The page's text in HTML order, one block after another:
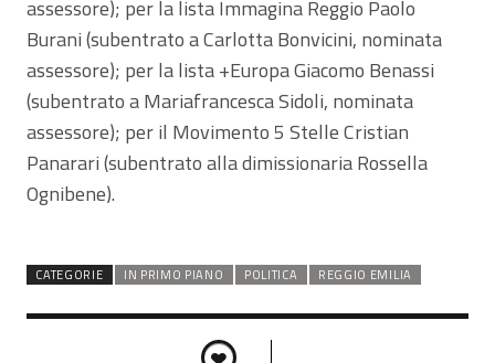
assessore); per la lista Immagina Reggio Paolo
Burani (subentrato a Carlotta Bonvicini, nominata
assessore); per la lista +Europa Giacomo Benassi
(subentrato a Mariafrancesca Sidoli, nominata
assessore); per il Movimento 5 Stelle Cristian
Panarari (subentrato alla dimissionaria Rossella
Ognibene).
CATEGORIE IN PRIMO PIANO POLITICA REGGIO EMILIA